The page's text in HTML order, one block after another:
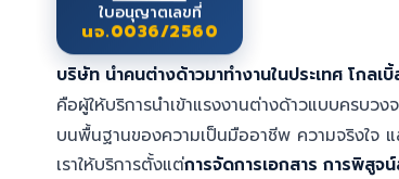
ใบอนุญาตเลขที่
นจ.0036/2560
บริษัท นำคนต่างด้าวมาทำงานในประเทศ โกลเ
คือผู้ให้บริการนำเข้าแรงงานต่างด้าวแบบครบวง
บนพื้นฐานของความเป็นมืออาชีพ ความจริงใจ
เราให้บริการตั้งแต่การจัดการเอกสาร การพิสูจ